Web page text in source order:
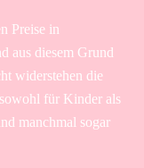
Preise in
aus diesem Grund
widerstehen die
für Kinder als
manchmal sogar